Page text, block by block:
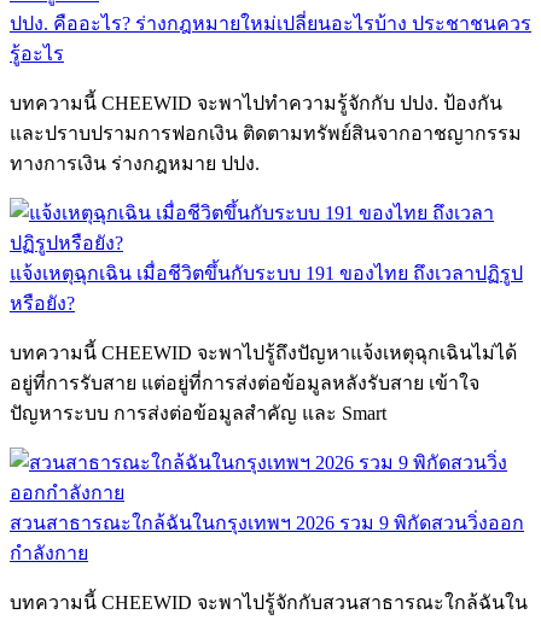
ปปง. คืออะไร? ร่างกฎหมายใหม่เปลี่ยนอะไรบ้าง ประชาชนควร
รู้อะไร
บทความนี้ CHEEWID จะพาไปทำความรู้จักกับ ปปง. ป้องกัน
และปราบปรามการฟอกเงิน ติดตามทรัพย์สินจากอาชญากรรม
ทางการเงิน ร่างกฎหมาย ปปง.
แจ้งเหตุฉุกเฉิน เมื่อชีวิตขึ้นกับระบบ 191 ของไทย ถึงเวลาปฏิรูป
หรือยัง?
บทความนี้ CHEEWID จะพาไปรู้ถึงปัญหาแจ้งเหตุฉุกเฉินไม่ได้
อยู่ที่การรับสาย แต่อยู่ที่การส่งต่อข้อมูลหลังรับสาย เข้าใจ
ปัญหาระบบ การส่งต่อข้อมูลสำคัญ และ Smart
สวนสาธารณะใกล้ฉันในกรุงเทพฯ 2026 รวม 9 พิกัดสวนวิ่งออก
กำลังกาย
บทความนี้ CHEEWID จะพาไปรู้จักกับสวนสาธารณะใกล้ฉันใน